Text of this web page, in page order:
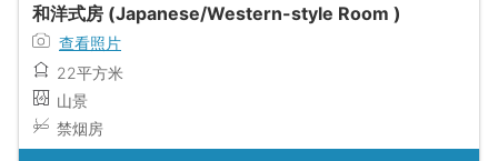
和洋式房 (Japanese/Western-style Room )
查看照片
22平方米
山景
禁烟房